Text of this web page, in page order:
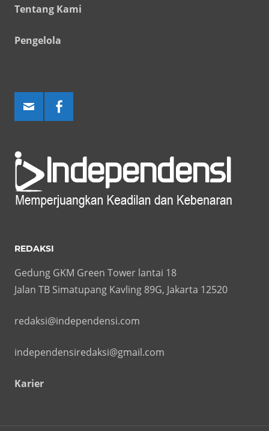
Tentang Kami
Pengelola
REDAKSI
Gedung GKM Green Tower lantai 18
Jalan TB Simatupang Kavling 89G, Jakarta 12520
redaksi@independensi.com
independensiredaksi@gmail.com
Karier